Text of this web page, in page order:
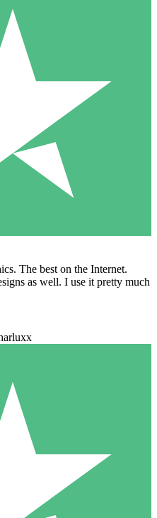
The best on the Internet.
as well. I use it pretty much